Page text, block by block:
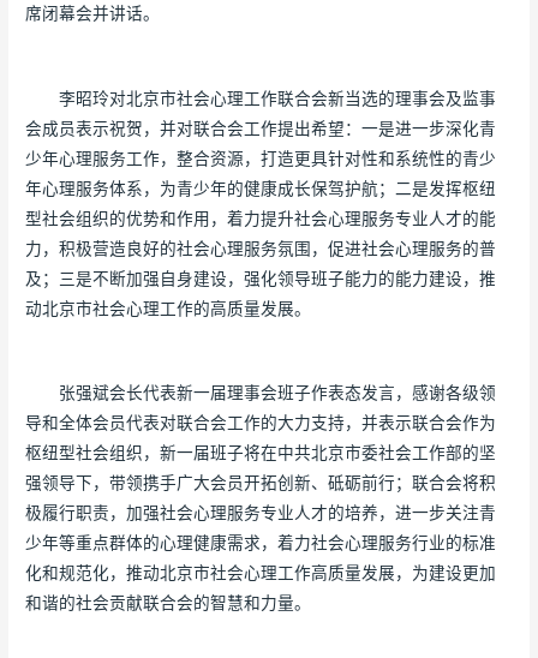
席闭幕会并讲话。
李昭玲对北京市社会心理工作联合会新当选的理事会及监事
会成员表示祝贺，并对联合会工作提出希望：一是进一步深化青
少年心理服务工作，整合资源，打造更具针对性和系统性的青少
年心理服务体系，为青少年的健康成长保驾护航；二是发挥枢纽
型社会组织的优势和作用，着力提升社会心理服务专业人才的能
力，积极营造良好的社会心理服务氛围，促进社会心理服务的普
及；三是不断加强自身建设，强化领导班子能力的能力建设，推
动北京市社会心理工作的高质量发展。
张强斌会长代表新一届理事会班子作表态发言，感谢各级领
导和全体会员代表对联合会工作的大力支持，并表示联合会作为
枢纽型社会组织，新一届班子将在中共北京市委社会工作部的坚
强领导下，带领携手广大会员开拓创新、砥砺前行；联合会将积
极履行职责，加强社会心理服务专业人才的培养，进一步关注青
少年等重点群体的心理健康需求，着力社会心理服务行业的标准
化和规范化，推动北京市社会心理工作高质量发展，为建设更加
和谐的社会贡献联合会的智慧和力量。